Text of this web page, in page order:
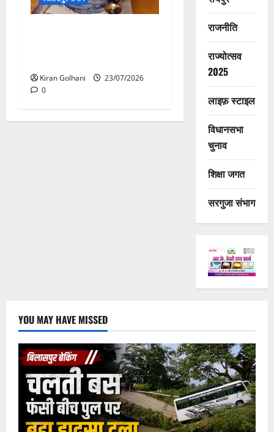
Kiran Golhani
23/07/2026
0
राजनीति
राज्योत्सव
2025
लाइफ़ स्टाइल
विधानसभा
चुनाव
शिक्षा जगत
सरगुजा संभाग
YOU MAY HAVE MISSED